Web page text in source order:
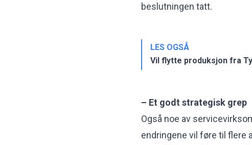
beslutningen tatt.
LES OGSÅ
Vil flytte produksjon fra
– Et godt strategisk grep
Også noe av
endringene vil føre til flere